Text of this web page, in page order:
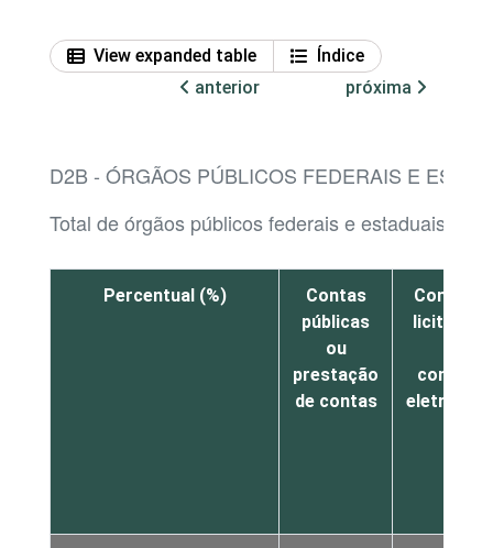
View expanded table
Índice
anterior
próxima
D2B - ÓRGÃOS PÚBLICOS FEDERAIS E
Total de órgãos públicos federais e estaduais
Percentual (%)
Contas
públicas
ou
prestação
de contas
Compras,
licitações
compras